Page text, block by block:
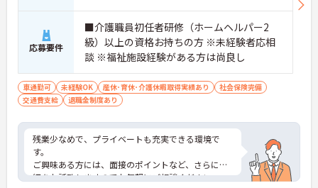
応募要件
■介護職員初任者研修（ホームヘルパー2
級）以上の資格お持ちの方 ※未経験者応相
談 ※福祉施設経験がある方は尚良し
車通勤可 未経験OK 産休･育休･介護休暇取得実績あり
社会保険完備
交通費支給
退職金制度あり
残業少なめで、プライベートも充実できる環境で
す。
ご興味ある方には、面接のポイントなど、さらに詳
細をお話致しますのでお気軽にご相談ください。